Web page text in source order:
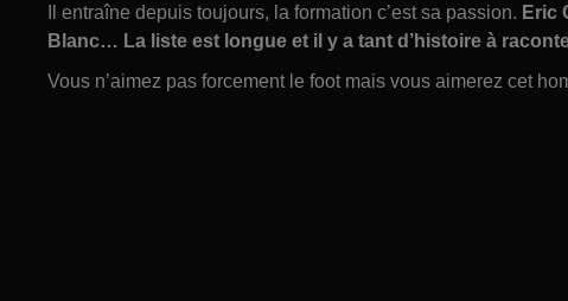
Il entraîne depuis toujours, la formation c’est sa passion. Eric
Blanc… La liste est longue et il y a tant d’histoire à
Vous n’aimez pas forcement le foot mais vous aimerez cet